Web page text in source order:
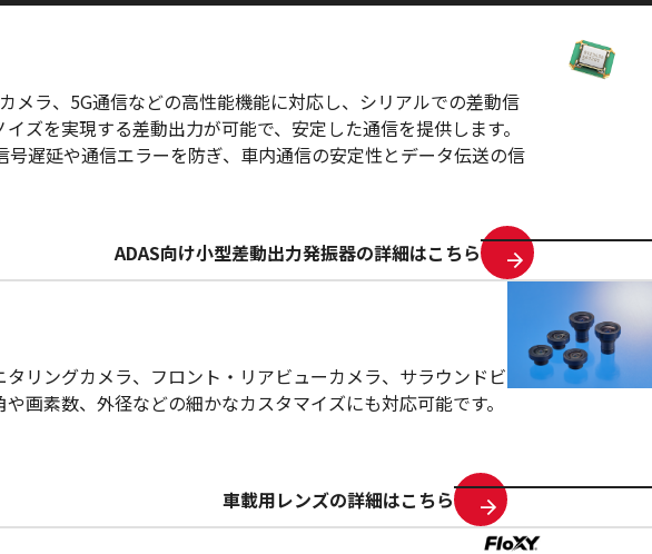
メラ、5G通信などの高性能機能に対応し、シリアルでの差動信
ズを実現する差動出力が可能で、安定した通信を提供します。
遅延や通信エラーを防ぎ、車内通信の安定性とデータ伝送の信
ADAS向け小型差動出力発振器の詳細はこちら
リングカメラ、フロント・リアビューカメラ、サラウンドビ
画素数、外径などの細かなカスタマイズにも対応可能です。
車載用レンズの詳細はこちら